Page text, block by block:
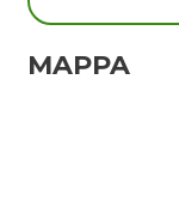
MAPPA